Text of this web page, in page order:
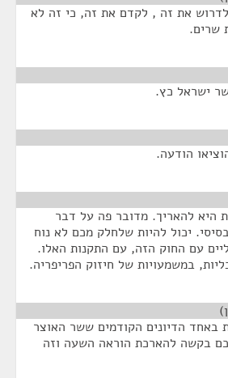
לדרוש את זה , לקדם את זה, כי זה לא
שרים.
ישראל כץ.
הודעה.
היא להאריך. מדובר פה על דבר
יכול להיות שלחלק מכם לא נוח
עם החוק הזה, עם התקנות האלו.
במשמעויות של חיזוק הפריפריה.
באחד הדיונים הקודמים ששר האוצר
בקשה להארכת הוראה השעה וזה